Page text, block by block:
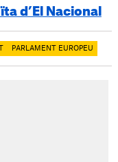
d’El Nacional
PARLAMENT EUROPEU